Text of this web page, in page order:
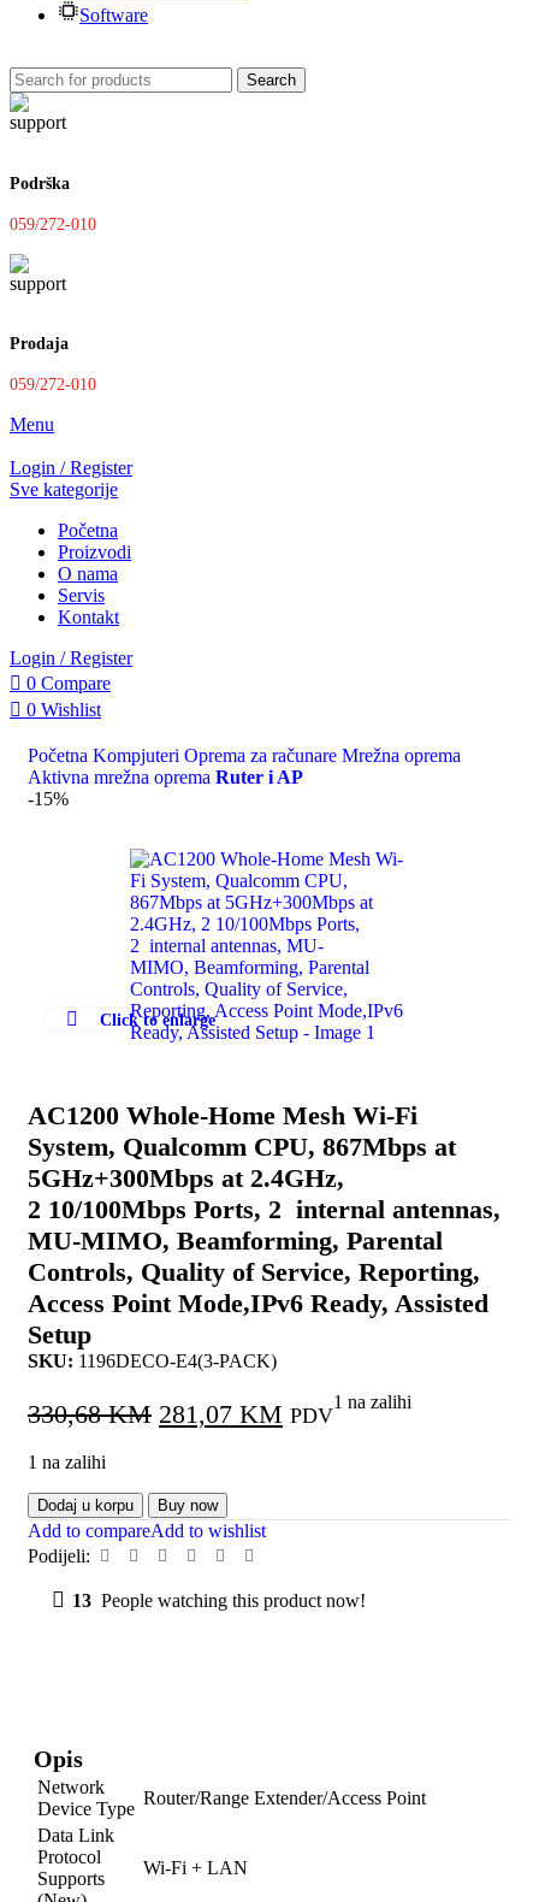
Software
Search
Podrška
059/272-010
Prodaja
059/272-010
Menu
Login / Register
Sve kategorije
Početna
Proizvodi
O nama
Servis
Kontakt
Login / Register
0 Compare
0 Wishlist
Search
Početna Kompjuteri Oprema za računare Mrežna oprema
Aktivna mrežna oprema Ruter i AP
-15%
Click to enlarge
AC1200 Whole-Home Mesh Wi-Fi
System, Qualcomm CPU, 867Mbps at
5GHz+300Mbps at 2.4GHz,
2 10/100Mbps Ports, 2 internal antennas,
MU-MIMO, Beamforming, Parental
Controls, Quality of Service, Reporting,
Access Point Mode,IPv6 Ready, Assisted
Setup
SKU: 1196DECO-E4(3-PACK)
330,68KM 281,07 KM PDV
1 na zalihi
1 na zalihi
Dodaj u korpu Buy now
Add to compareAdd to wishlist
Podijeli:
13 People watching this product now!
Opis
Network
Device Type
Router/Range Extender/Access Point
Data Link
Protocol
Supports
Wi-Fi + LAN